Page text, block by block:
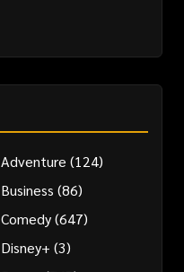
Adventure (124)
Business (86)
Comedy(647)
Disney+ (3)